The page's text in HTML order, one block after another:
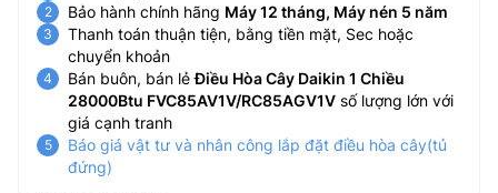
Bảo hành chính hãng Máy 12 tháng, Máy nén 5 năm
Thanh toán thuận tiện, bằng tiền mặt, Sec hoặc
chuyển khoản
Bán buôn, bán lẻĐiều Hòa Cây Daikin 1 Chiều
28000Btu FVC85AV1V/RC85AGV1V số lượng lớn với
giá cạnh tranh
Báo giá vật tư và nhân công lắp đặt điều hòa cây(tủ
đứng)